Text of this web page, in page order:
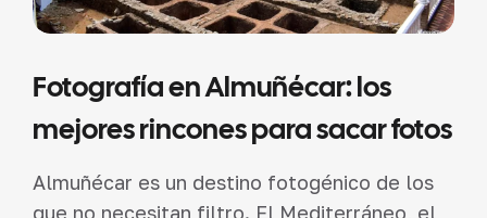
Fotografía en Almuñécar: los
mejores rincones para sacar fotos
Almuñécar es un destino fotogénico de los
que no necesitan filtro. El Mediterráneo, el